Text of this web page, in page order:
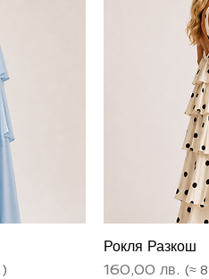
Рокля Разкош
Цена
160,00 лв.